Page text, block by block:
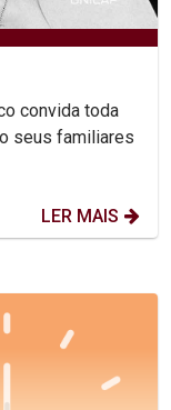
convida toda
seus familiares
LER MAIS